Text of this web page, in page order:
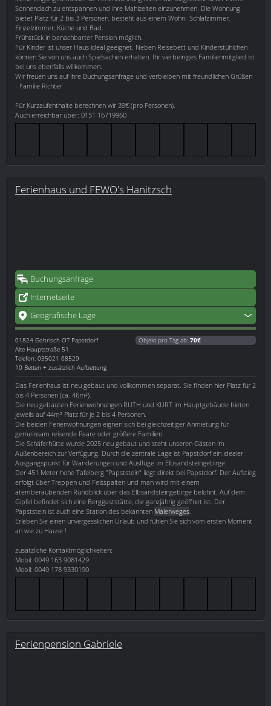
Sonnendach zu entspannen und ihre Mahlzeiten einzunehmen. Die Wohnung
bietet Platz für 2 bis 3 Personen, besteht aus einem Wohn- Schlafzimmer,
Einzelzimmer, Küche und Bad.
Frühstück in benachbarter Pension möglich.
Für Kinder ist unser Haus ideal geeignet. Neben Reisebett und Kinderstühlchen
können Sie von uns auch Spielsachen erhalten. Ihr vierbeiniges Familienmitglied ist
bei uns ebenfalls willkommen.
Wir freuen uns auf ihre Buchungsanfrage und verbleiben mit freundlichen Grüßen
- Familie Richter
Für Kurzaufenthalte berechnen wir 39€ (pro Personen).
Auch erreichbar über: 0151 16719960
Ferienhaus und FEWO's Hanitzsch
Buchungsanfrage
Internetseite
Geografische Lage
01824 Gohrisch OT Papstdorf
Alte Hauptstraße 51
Telefon: 035021 68529
10 Betten + zusätzlich Aufbettung
Objekt pro Tag ab: 70€
Das Ferienhaus ist neu gebaut und vollkommen separat. Sie finden hier Platz für 2
bis 4 Personen (ca. 46m²).
Die neu gebauten Ferienwohnungen RUTH und KURT im Hauptgebäude bieten
jeweils auf 44m² Platz für je 2 bis 4 Personen.
Die beiden Ferienwohnungen eignen sich bei gleichzeitiger Anmietung für
gemeinsam reisende Paare oder größere Familien.
Die Schäferhütte wurde 2025 neu gebaut und steht unseren Gästen im
Außenbereich zur Verfügung. Durch die zentrale Lage ist Papstdorf ein idealer
Ausgangspunkt für Wanderungen und Ausflüge im Elbsandsteingebirge.
Der 451 Meter hohe Tafelberg "Papststein" liegt direkt bei Papstdorf. Der Aufstieg
erfolgt über Treppen und Felsspalten und man wird mit einem
atemberaubenden Rundblick über das Elbsandsteingebirge belohnt. Auf dem
Gipfel befindet sich eine Berggaststätte, die ganzjährig geöffnet ist. Der
Papststein ist auch eine Station des bekannten Malerweges
Erleben Sie einen unvergesslichen Urlaub und fühlen Sie sich vom ersten Moment
an wie zu Hause !
zusätzliche Kontaktmöglichkeiten:
Mobil: 0049 163 9081429
Mobil: 0049 178 9330190
Ferienpension Gabriele